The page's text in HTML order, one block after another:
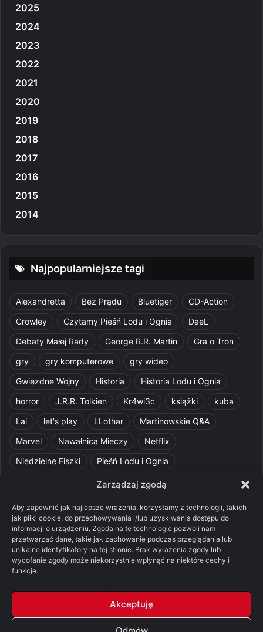
Zarządzaj zgodą
Aby zapewnić jak najlepsze wrażenia, korzystamy z technologii, takich
jak pliki cookie, do przechowywania i/lub uzyskiwania dostępu do
informacji o urządzeniu. Zgoda na te technologie pozwoli nam
przetwarzać dane, takie jak zachowanie podczas przeglądania lub
unikalne identyfikatory na tej stronie. Brak wyrażenia zgody lub
wycofanie zgody może niekorzystnie wpłynąć na niektóre cechy i
funkcje.
Akceptuję
2025
2024
2023
2022
2021
2020
2019
2018
2017
2016
2015
2014
Najpopularniejsze tagi
Alexandretta Bez Prądu Bluetiger
CD-Action
Crowley
Czytamy Pieśń Lodu i Ognia
DaeL
Debaty Małej Rady
George R.R. Martin
Gra o Tron
gry
gry komputerowe
gry wideo
Gwiezdne Wojny
Historia
Historia Lodu i Ognia
horror
J.R.R. Tolkien Kr4wi3c książki
kuba
Lai
let's play LLothar
Martinowskie Q&A
Marvel
Nawałnica Mieczy
Netflix
Niedzielne Fiszki
Pieśń Lodu i Ognia
Pquelim
Pytania do maesterów
recenzja książki
Ród Smoka Silmarillion
SithFrog
Starcie Królów
Star Wars
Szalone Teorie
Tolkienowskie Q&A
Voo
Wieści z Cytadeli